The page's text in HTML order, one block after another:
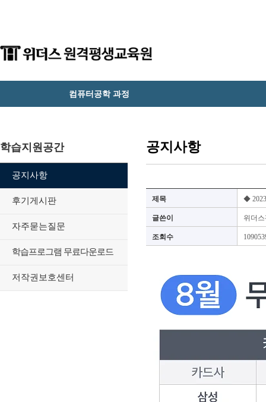
컴퓨터공학 과정
학습지원공간
공지사항
후기게시판
자주묻는질문
학습프로그램 무료다운로드
저작권보호센터
공지사항
제목 ◆
글쓴이 위더
조회수